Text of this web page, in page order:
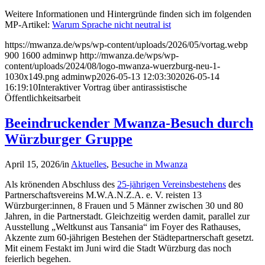
Weitere Informationen und Hintergründe finden sich im folgenden
MP-Artikel: Warum Sprache nicht neutral ist
https://mwanza.de/wps/wp-content/uploads/2026/05/vortag.webp
900 1600 adminwp http://mwanza.de/wps/wp-
content/uploads/2024/08/logo-mwanza-wuerzburg-neu-1-
1030x149.png adminwp2026-05-13 12:03:302026-05-14
16:19:10Interaktiver Vortrag über antirassistische
Öffentlichkeitsarbeit
Beeindruckender Mwanza-Besuch durch
Würzburger Gruppe
April 15, 2026/in Aktuelles, Besuche in Mwanza
Als krönenden Abschluss des 25-jährigen Vereinsbestehens des
Partnerschaftsvereins M.W.A.N.Z.A. e. V. reisten 13
Würzburger:innen, 8 Frauen und 5 Männer zwischen 30 und 80
Jahren, in die Partnerstadt. Gleichzeitig werden damit, parallel zur
Ausstellung „Weltkunst aus Tansania“ im Foyer des Rathauses,
Akzente zum 60-jährigen Bestehen der Städtepartnerschaft gesetzt.
Mit einem Festakt im Juni wird die Stadt Würzburg das noch
feierlich begehen.